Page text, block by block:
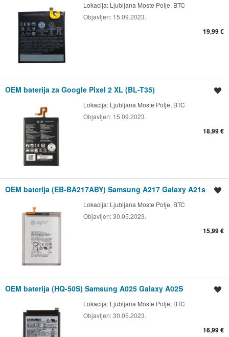
Lokacija: Ljubljana Moste Polje, BTC
Objavljen: 15.09.2023.
19,99 €
OEM baterija za Google Pixel 2 XL (BL-T35)
Lokacija: Ljubljana Moste Polje, BTC
Objavljen: 15.09.2023.
18,99 €
OEM baterija (EB-BA217ABY) Samsung A217 Galaxy A21s
Lokacija: Ljubljana Moste Polje, BTC
Objavljen:30.05.2023.
15,99 €
OEM baterija (HQ-50S) Samsung A025 Galaxy A02S
Lokacija: Ljubljana Moste Polje, BTC
Objavljen:30.05.2023.
16,99 €